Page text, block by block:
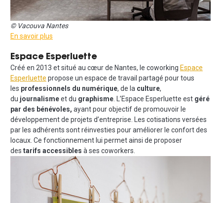
© Vacouva Nantes
En savoir plus
Espace Esperluette
Créé en 2013 et situé au cœur de Nantes, le coworking Espace
Esperluette propose un espace de travail partagé pour tous
les professionnels du numérique, de la culture,
du journalismeet du graphisme . L’Espace Esperluette est géré
par des bénévoles, ayant pour objectif de promouvoir le
développement de projets d’entreprise. Les cotisations versées
par les adhérents sont réinvesties pour améliorer le confort des
locaux. Ce fonctionnement lui permet ainsi de proposer
des tarifs accessibles à ses coworkers.